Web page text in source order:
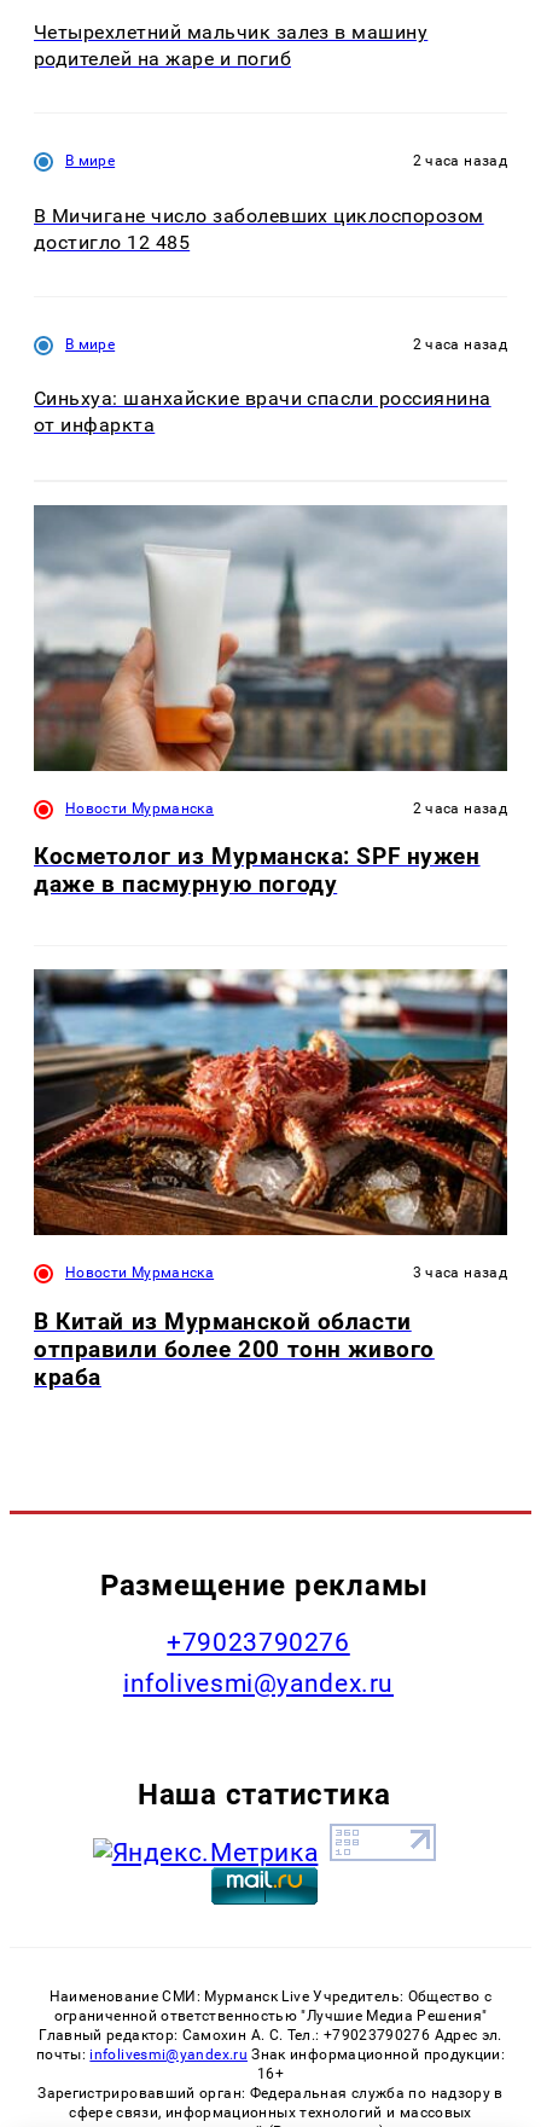
Четырехлетний мальчик залез в машину
родителей на жаре и погиб
В мире 2 часа назад
В Мичигане число заболевших циклоспорозом
достигло 12 485
В мире 2 часа назад
Синьхуа: шанхайские врачи спасли россиянина
от инфаркта
Новости Мурманска 2 часа назад
Косметолог из Мурманска: SPF нужен
даже в пасмурную погоду
Новости Мурманска 3 часа назад
В Китай из Мурманской области
отправили более 200 тонн живого
краба
Размещение рекламы
+79023790276
infolivesmi@yandex.ru
Наша статистика
Наименование СМИ: Мурманск Live Учредитель: Общество с
ограниченной ответственностью "Лучшие Медиа Решения"
Главный редактор: Самохин А. С. Тел.: +79023790276 Адрес эл.
почты: infolivesmi@yandex.ru Знак информационной продукции:
16+
Зарегистрировавший орган: Федеральная служба по надзору в
сфере связи, информационных технологий и массовых